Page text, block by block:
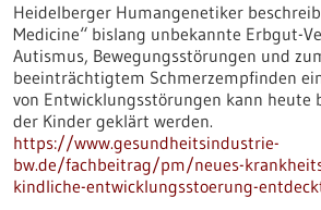
Heidelberger Humangenetiker
Medicine“ bislang unbekannte Erbgut-
Autismus, Bewegungsstörungen und
beeinträchtigtem Schmerzempfinden
von Entwicklungsstörungen kann heute
der Kinder geklärt werden.
https://www.gesundheitsindustrie-
bw.de/fachbeitrag/pm/neues-
kindliche-entwicklungsstoerung-